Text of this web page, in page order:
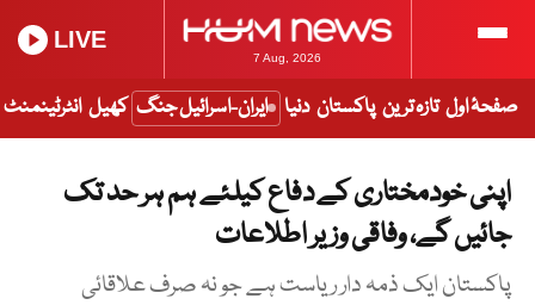
7 Aug, 2026
LIVE
صفحۂ اول تازہ ترین پاکستان دنیا ایران-اسرائیل جنگ کھیل انٹرٹینمنٹ
اپنی خودمختاری کے دفاع کیلئے ہم ہر حد تک
جائیں گے، وفاقی وزیر اطلاعات
پاکستان ایک ذمہ دار ریاست ہے جو نہ صرف علاقائی